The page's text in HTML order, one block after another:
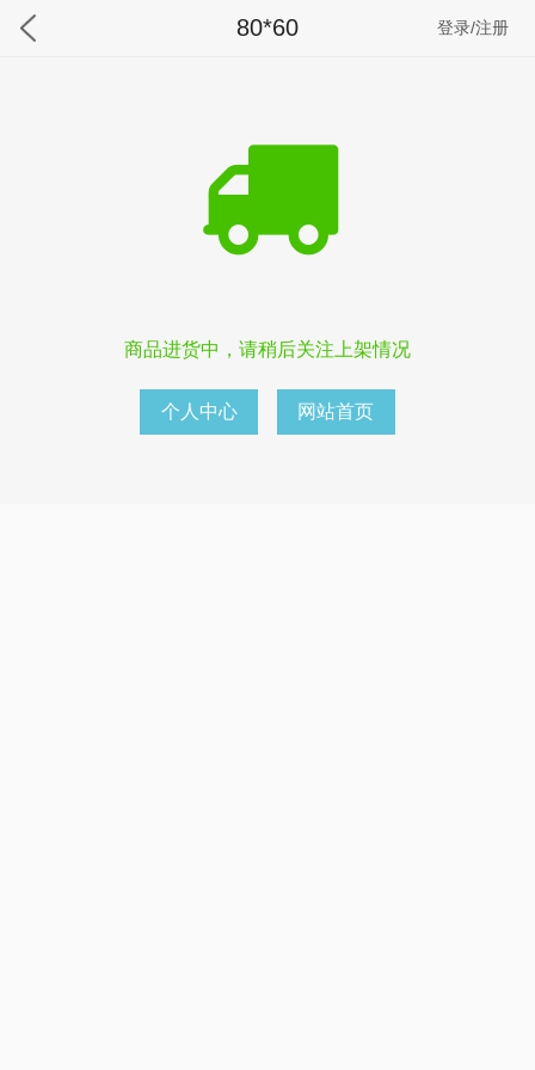
80*60 登录/注册
商品进货中，请稍后关注上架情况
个人中心 网站首页